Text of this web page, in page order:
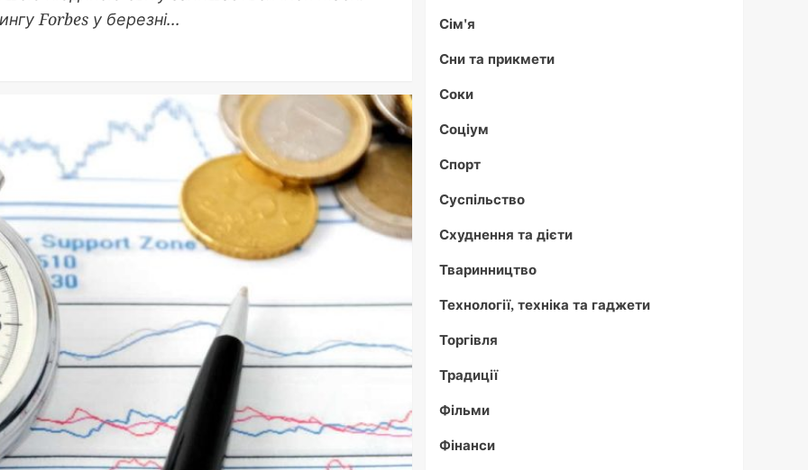
Forbes у березні...
Сім'я
Сни та прикмети
Соки
Соціум
Спорт
Суспільство
Схуднення та дієти
Тваринництво
Технології, техніка та гаджети
Торгівля
Традиції
Фільми
Фінанси